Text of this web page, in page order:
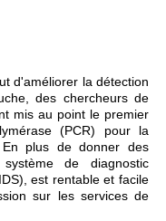
d'améliorer la détection
des chercheurs de
mis au point le premier
(PCR) pour la
plus de donner des
de diagnostic
est rentable et facile
sur les services de